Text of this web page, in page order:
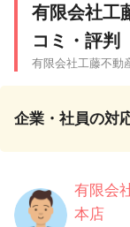
有限会社工
コミ・評判
有限会社工藤不動
企業・社員の対
有限会
本店